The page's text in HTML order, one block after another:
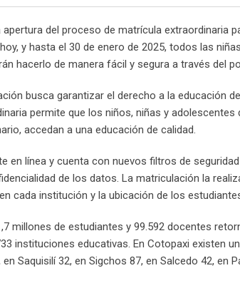
del proceso de matrícula extraordinaria
y hasta el 30 de enero de 2025, todos las
hacerlo de manera fácil y segura a través del
busca garantizar el derecho a la educación
permite que los niños, niñas y adolescentes
accedan a una educación de calidad.
en línea y cuenta con nuevos filtros de
de los datos. La matriculación la
cada institución y la ubicación de los
millones de estudiantes y 99.592 docentes
instituciones educativas. En Cotopaxi existen
Saquisilí 32, en Sigchos 87, en Salcedo 42, en